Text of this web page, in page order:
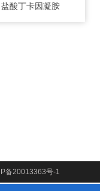
酸丁卡因凝胺
备20013363号-1